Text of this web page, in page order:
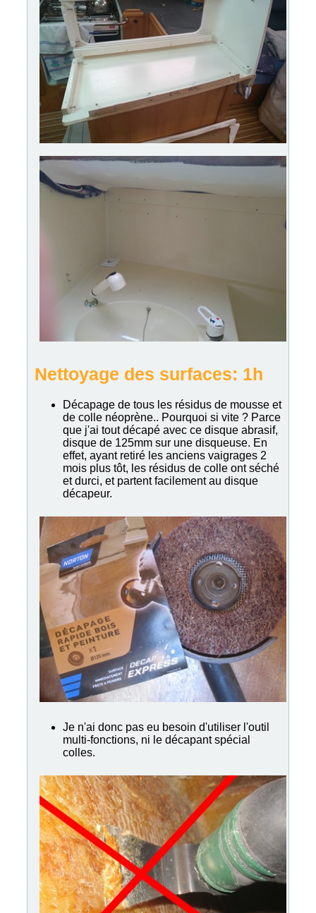
Nettoyage des surfaces: 1h
Décapage de tous les résidus de mousse et
de colle néoprène.. Pourquoi si vite ? Parce
que j'ai tout décapé avec ce disque abrasif,
disque de 125mm sur une disqueuse. En
effet, ayant retiré les anciens vaigrages 2
mois plus tôt, les résidus de colle ont séché
et durci, et partent facilement au disque
décapeur.
Je n'ai donc pas eu besoin d'utiliser l'outil
multi-fonctions, ni le décapant spécial
colles.